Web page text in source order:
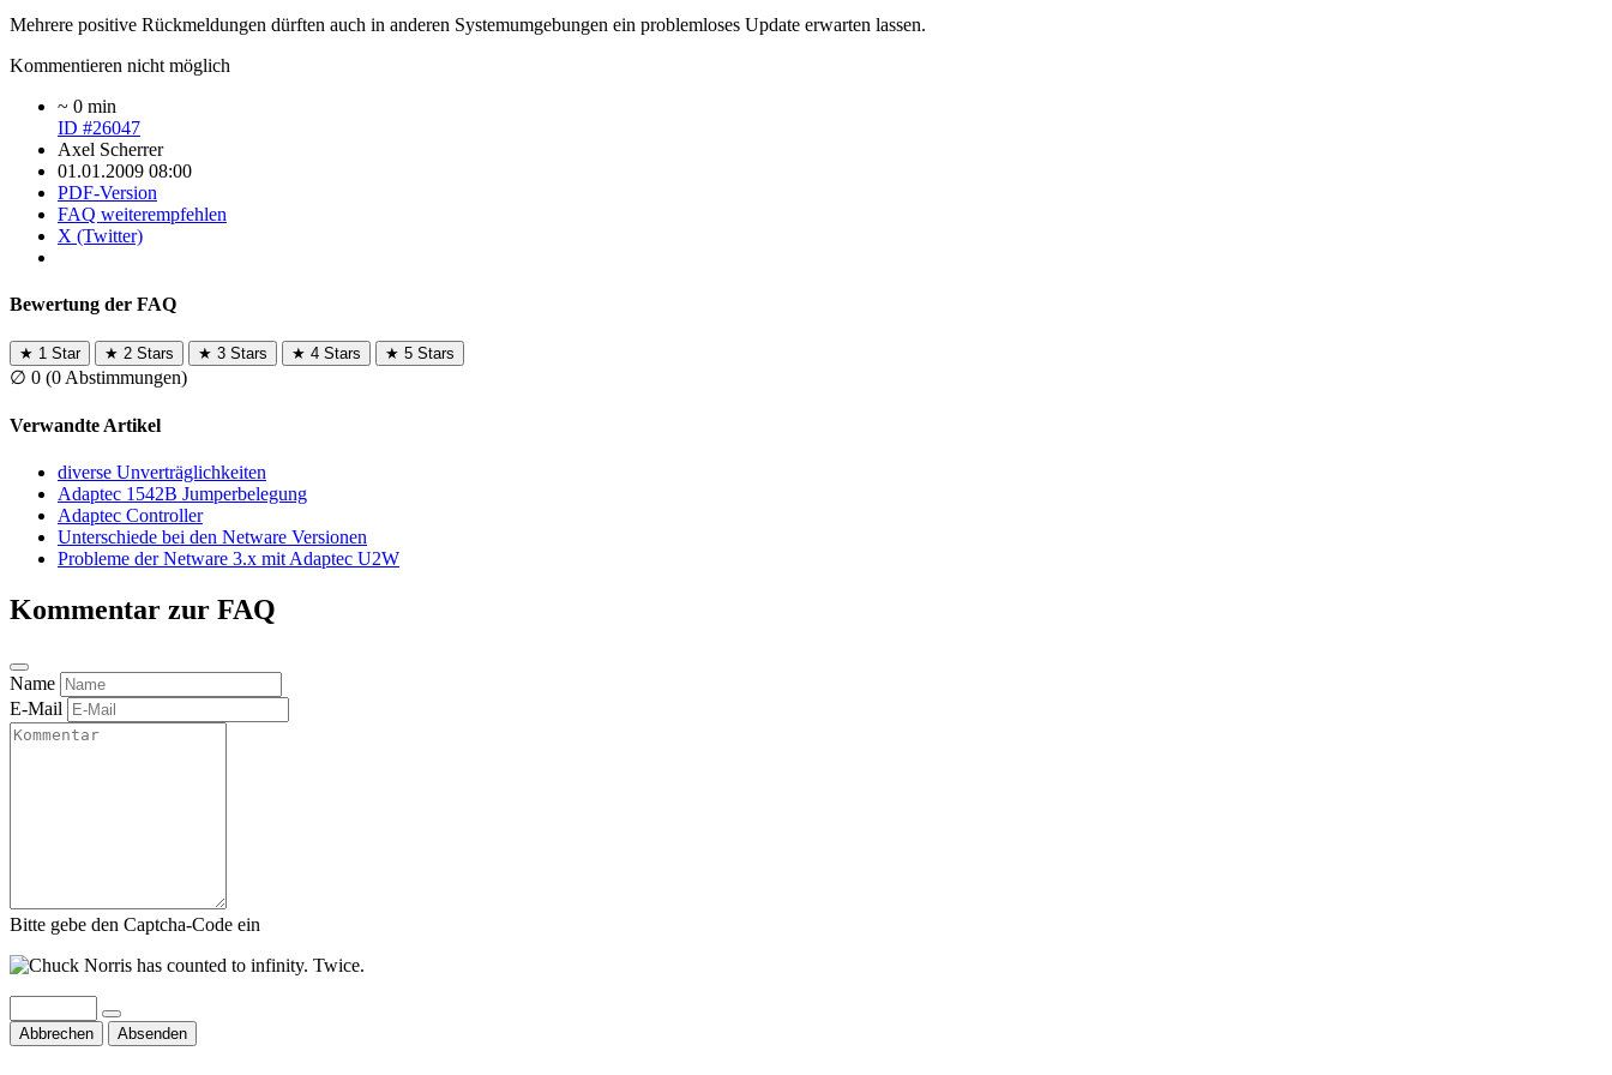
Mehrere positive Rückmeldungen dürften auch in anderen Systemumgebungen ein problemloses Update erwarten lassen.
Kommentieren nicht möglich
~ 0 min
ID #26047
Axel Scherrer
01.01.2009 08:00
PDF-Version
FAQ weiterempfehlen
X (Twitter)
Bewertung der FAQ
★ 1 Star ★ 2 Stars ★ 3 Stars ★ 4 Stars ★ 5 Stars
∅ 0 (0 Abstimmungen)
Verwandte Artikel
diverse Unverträglichkeiten
Adaptec 1542B Jumperbelegung
Adaptec Controller
Unterschiede bei den Netware Versionen
Probleme der Netware 3.x mit Adaptec U2W
Kommentar zur FAQ
Name
E-Mail
Bitte gebe den Captcha-Code ein
Abbrechen Absenden